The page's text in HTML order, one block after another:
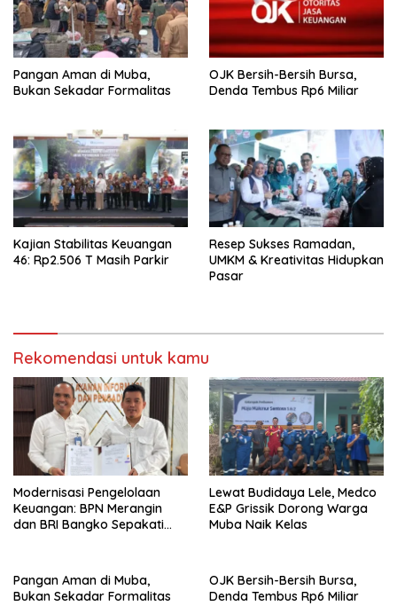
Pangan Aman di Muba,
Bukan Sekadar Formalitas
OJK Bersih-Bersih Bursa,
Denda Tembus Rp6 Miliar
Kajian Stabilitas Keuangan
46: Rp2.506 T Masih Parkir
Resep Sukses Ramadan,
UMKM & Kreativitas Hidupkan
Pasar
Rekomendasi untuk kamu
Modernisasi Pengelolaan
Keuangan: BPN Merangin
dan BRI Bangko Sepakati
Lewat Budidaya Lele, Medco
E&P Grissik Dorong Warga
Muba Naik Kelas
Pangan Aman di Muba,
Bukan Sekadar Formalitas
OJK Bersih-Bersih Bursa,
Denda Tembus Rp6 Miliar